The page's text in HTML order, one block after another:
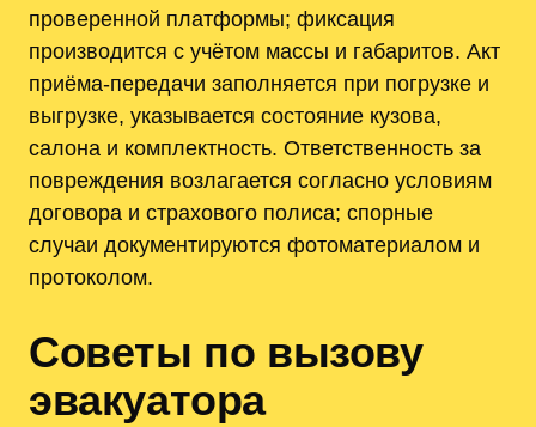
проверенной платформы; фиксация
производится с учётом массы и габаритов. Акт
приёма-передачи заполняется при погрузке и
выгрузке, указывается состояние кузова,
салона и комплектность. Ответственность за
повреждения возлагается согласно условиям
договора и страхового полиса; спорные
случаи документируются фотоматериалом и
протоколом.
Советы по вызову
эвакуатора